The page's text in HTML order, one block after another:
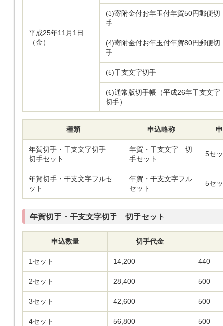
平成25年11月1日
（金）
(3)寄附金付お年玉付年賀50円郵便切
手
(4)寄附金付お年玉付年賀80円郵便切
手
(5)干支文字切手
(6)通常版切手帳（平成26年干支文字
切手）
種類 申込略称
年賀切手・干支文字切手
切手セット
年賀・干支文字 切
手セット
5セ
年賀切手・干支文字フルセ
ット
年賀・干支文字フル
セット
5セ
年賀切手・干支文字切手 切手セット
申込数量 切手代金
1セット 14,200 440
2セット 28,400 500
3セット 42,600 500
4セット 56,800 500